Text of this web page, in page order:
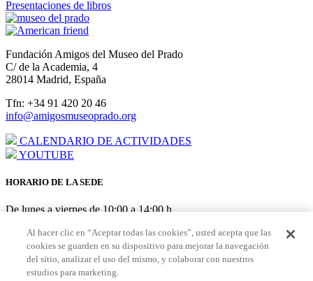
Presentaciones de libros
Fundación Amigos del Museo del Prado
C/ de la Academia, 4
28014 Madrid, España
Tfn: +34 91 420 20 46
info@amigosmuseoprado.org
CALENDARIO DE ACTIVIDADES
YOUTUBE
HORARIO DE LA SEDE
De lunes a viernes de 10:00 a 14:00 h
HORARIO PUNTO DE AMIGOS EN EL MUSEO
De lunes a sábado de 10:00 a 19:30 h Domingo/festivos de 10:00 a
Al hacer clic en “Aceptar todas las cookies”, usted acepta que las
cookies se guarden en su dispositivo para mejorar la navegación
del sitio, analizar el uso del mismo, y colaborar con nuestros
estudios para marketing.